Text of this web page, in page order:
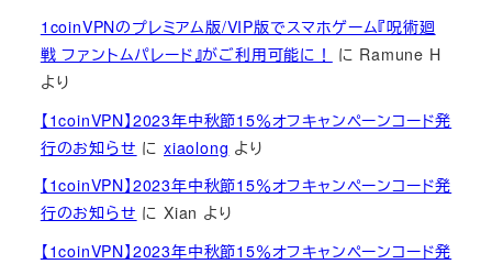
1coinVPNのプレミアム版/VIP版でスマホゲーム『呪術廻
戦 ファントムパレード』がご利用可能に！
に Ramune H
より
【1coinVPN】2023年中秋節15％オフキャンペーンコード発
行のお知らせ にxiaolong より
【1coinVPN】2023年中秋節15％オフキャンペーンコード発
行のお知らせ にXian より
【1coinVPN】2023年中秋節15％オフキャンペーンコード発